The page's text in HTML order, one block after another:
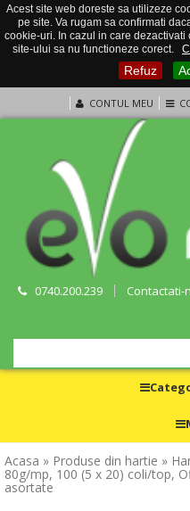
Acest site web doreste sa utilizeze
pe site. Va rugam sa confirmati
cookie-uri. In cazul in care
site-ului sa nu functioneze corect.
Refuz
CONTUL MEU
0740.200.239 Contactati-
Acasa » Produse din hartie »
80g/mp, 100 (5 x 20) coli/top,
asortate